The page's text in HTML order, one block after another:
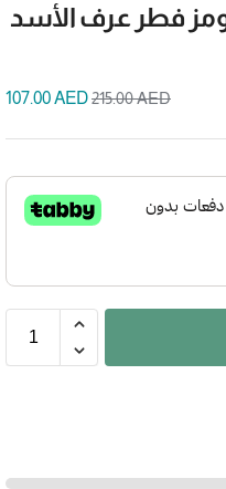
فطر عرف الأسد
215.00AED
107.00AED